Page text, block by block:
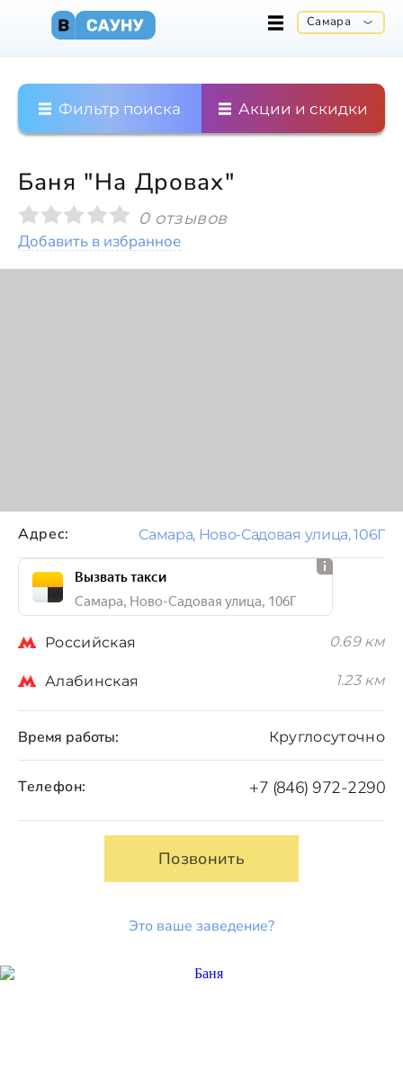
Самара
Фильтр поиска Акции и скидки
Баня "На Дровах"
0 отзывов
Добавить в избранное
Время работы: Круглосуточно
Телефон: +7 (846) 972-2290
Позвонить
Это ваше заведение?
Адрес: Самара, Ново-Садовая улица, 106Г
Вызвать такси
Самара, Ново-Садовая улица, 106Г
Российская 0.69 км
Алабинская 1.23 км